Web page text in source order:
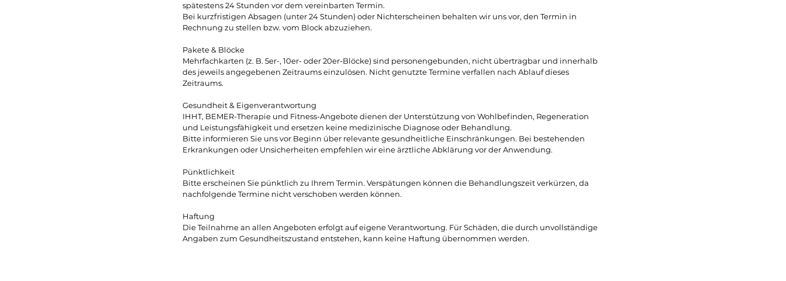
spätestens 24 Stunden vor dem vereinbarten Termin.
Bei kurzfristigen Absagen (unter 24 Stunden) oder Nichterscheinen behalten wir uns vor, den Termin in
Rechnung zu stellen bzw. vom Block abzuziehen.
Pakete & Blöcke
Mehrfachkarten (z. B. 5er-, 10er- oder 20er-Blöcke) sind personengebunden, nicht übertragbar und innerhalb
des jeweils angegebenen Zeitraums einzulösen. Nicht genutzte Termine verfallen nach Ablauf dieses
Zeitraums.
Gesundheit & Eigenverantwortung
IHHT, BEMER-Therapie und Fitness-Angebote dienen der Unterstützung von Wohlbefinden, Regeneration
und Leistungsfähigkeit und ersetzen keine medizinische Diagnose oder Behandlung.
Bitte informieren Sie uns vor Beginn über relevante gesundheitliche Einschränkungen. Bei bestehenden
Erkrankungen oder Unsicherheiten empfehlen wir eine ärztliche Abklärung vor der Anwendung.
Pünktlichkeit
Bitte erscheinen Sie pünktlich zu Ihrem Termin. Verspätungen können die Behandlungszeit verkürzen, da
nachfolgende Termine nicht verschoben werden können.
Haftung
Die Teilnahme an allen Angeboten erfolgt auf eigene Verantwortung. Für Schäden, die durch unvollständige
Angaben zum Gesundheitszustand entstehen, kann keine Haftung übernommen werden.